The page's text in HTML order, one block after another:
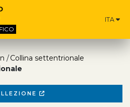
ITA
Collina settentrionale